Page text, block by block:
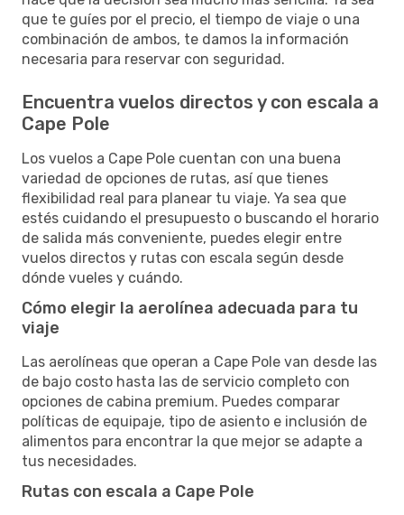
que te guíes por el precio, el tiempo de viaje o una
combinación de ambos, te damos la información
necesaria para reservar con seguridad.
Encuentra vuelos directos y con escala a
Cape Pole
Los vuelos a Cape Pole cuentan con una buena
variedad de opciones de rutas, así que tienes
flexibilidad real para planear tu viaje. Ya sea que
estés cuidando el presupuesto o buscando el horario
de salida más conveniente, puedes elegir entre
vuelos directos y rutas con escala según desde
dónde vueles y cuándo.
Cómo elegir la aerolínea adecuada para tu
viaje
Las aerolíneas que operan a Cape Pole van desde las
de bajo costo hasta las de servicio completo con
opciones de cabina premium. Puedes comparar
políticas de equipaje, tipo de asiento e inclusión de
alimentos para encontrar la que mejor se adapte a
tus necesidades.
Rutas con escala a Cape Pole